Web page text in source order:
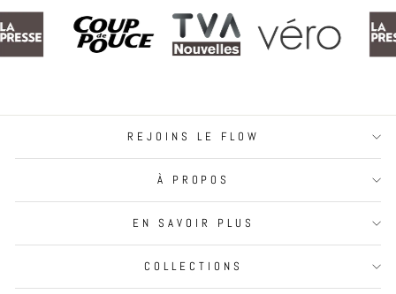
REJOINS LE FLOW
À PROPOS
EN SAVOIR PLUS
COLLECTIONS